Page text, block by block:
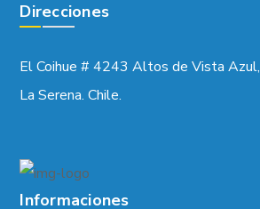
Direcciones
El Coihue # 4243 Altos de Vista Azul,
La Serena. Chile.
Informaciones